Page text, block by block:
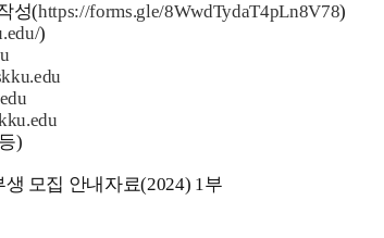
성(https://forms.gle/8WwdTydaT4pLn8V78)
)
)
모집 안내자료(2024) 1부